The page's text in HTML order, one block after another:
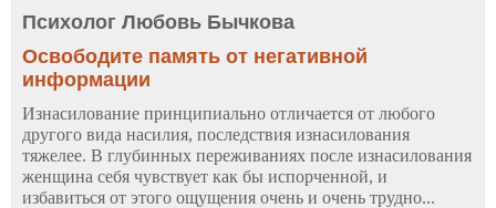
Психолог Любовь Бычкова
Освободите память от негативной
информации
Изнасилование принципиально отличается от любого
другого вида насилия, последствия изнасилования
тяжелее. В глубинных переживаниях после изнасилования
женщина себя чувствует как бы испорченной, и
избавиться от этого ощущения очень и очень трудно...